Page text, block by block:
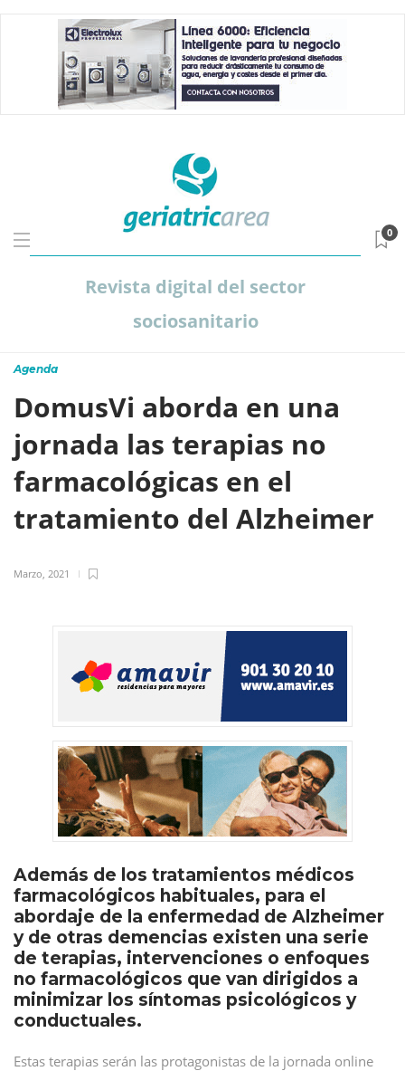
Revista digital del sector
sociosanitario
0
Agenda
DomusVi aborda en una
jornada las terapias no
farmacológicas en el
tratamiento del Alzheimer
Marzo, 2021
Además de los tratamientos médicos
farmacológicos habituales, para el
abordaje de la enfermedad de Alzheimer
y de otras demencias existen una serie
de terapias, intervenciones o enfoques
no farmacológicos que van dirigidos a
minimizar los síntomas psicológicos y
conductuales.
Estas terapias serán las protagonistas de la jornada online